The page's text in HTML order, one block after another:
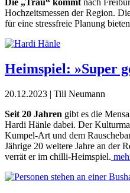
Die „Trau“ kommt nach
Hochzeitsmessen der Region.
für eine stressfreie Planung
Heimspiel: »Super
20.12.2023 | Till Neumann
Seit 20 Jahren gibt es die
Hardi Hänle dabei. Der
Kumpel-Art und dem
Jährige 20 weitere Jahre an der
verrät er im chilli-Heimspiel.